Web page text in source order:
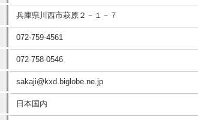
兵庫県川西市萩原２－１－７
072-759-4561
072-758-0546
sakaji@kxd.biglobe.ne.jp
日本国内